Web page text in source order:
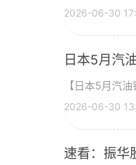
2026-06-30
日本5月汽
【日本5月汽
2026-06-30
速看：振华